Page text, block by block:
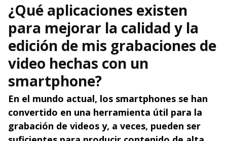
¿Qué aplicaciones existen
para mejorar la calidad y la
edición de mis grabaciones de
video hechas con un
smartphone?
En el mundo actual, los smartphones se han
convertido en una herramienta útil para la
grabación de videos y, a veces, pueden ser